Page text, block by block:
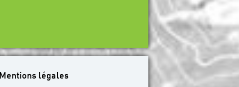
Mentions légales